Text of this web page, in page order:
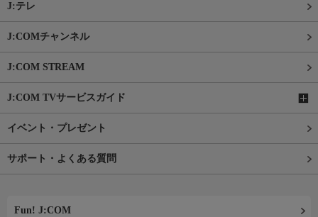
J:テレ
J:COMチャンネル
J:COM STREAM
J:COM TVサービスガイド
イベント・プレゼント
サポート・よくある質問
Fun! J:COM